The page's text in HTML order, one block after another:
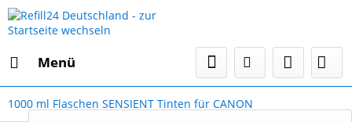
Menü
1000 ml Flaschen SENSIENT Tinten für CANON